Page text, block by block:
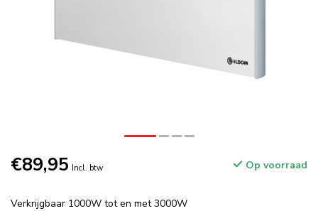
€89,95 Incl. btw Op voorraad
Verkrijgbaar 1000W tot en met 3000W